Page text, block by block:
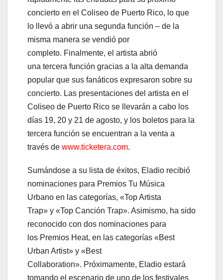
concierto en el Coliseo de Puerto Rico, lo que
lo llevó a abrir una segunda función – de la
misma manera se vendió por
completo. Finalmente, el artista abrió
una tercera función gracias a la alta demanda
popular que sus fanáticos expresaron sobre su
concierto. Las presentaciones del artista en el
Coliseo de Puerto Rico se llevarán a cabo los
días 19, 20 y 21 de agosto, y los boletos para la
tercera función se encuentran a la venta a
través de www.ticketera.com.
Sumándose a su lista de éxitos, Eladio recibió
nominaciones para Premios Tu Música
Urbano en las categorías, «Top Artista
Trap» y «Top Canción Trap». Asimismo, ha sido
reconocido con dos nominaciones para
los Premios Heat, en las categorías «Best
Urban Artist» y «Best
Collaboration». Próximamente, Eladio estará
tomando el escenario de uno de los festivales